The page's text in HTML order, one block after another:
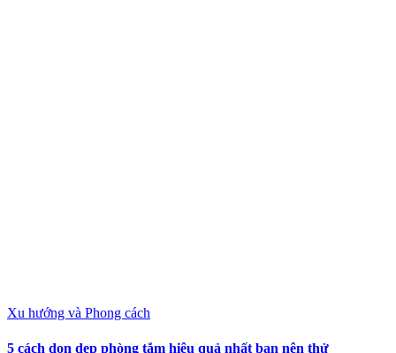
Xu hướng và Phong cách
5 cách dọn dẹp phòng tắm hiệu quả nhất bạn nên thử